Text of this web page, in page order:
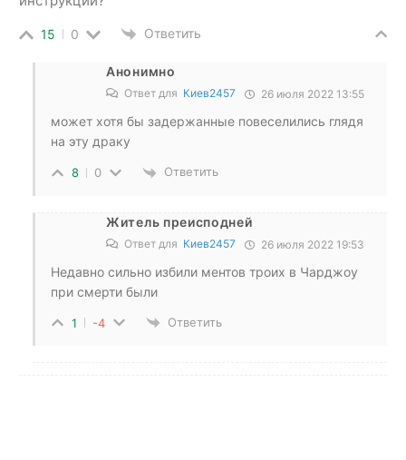
15 0 Ответить
Анонимно
Ответ для Киев2457 26 июля 2022 13:55
может хотя бы задержанные повеселились глядя
на эту драку
8 0 Ответить
Житель преисподней
Ответ для Киев2457 26 июля 2022 19:53
Недавно сильно избили ментов троих в Чарджоу
при смерти были
1 -4 Ответить